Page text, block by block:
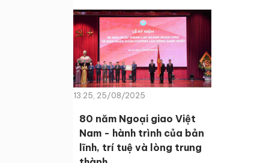
13:25, 25/08/2025
80 năm Ngoại giao Việt
Nam - hành trình của bản
lĩnh, trí tuệ và lòng trung